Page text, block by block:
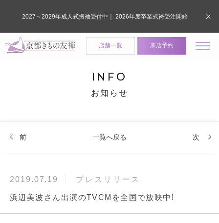
店舗一覧 来店予約
INFO
お知らせ
前 一覧へ戻る 次
2019.07.19 プレスリリース
浜辺美波さん出演のTVCMを全国で放映中!
2027～2029年成人式振袖受付中｜ 2026年度卒業式袴受注開始